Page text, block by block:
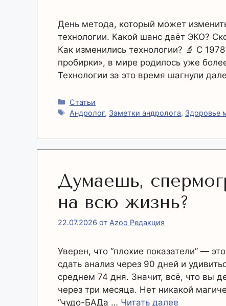
День метода, который может
технологии. Какой шанс даёт ЭКО?
Как изменились технологии? 🔬 С
пробирки», в мире родилось уже
Технологии за это время шагнули
Рубрики
Статьи
Метки
Андролог, Заметки андролога, Здоровье
Думаешь,
на всю жизнь?
22.07.2026 от Azoo Редакция
Уверен, что “плохие показатели” —
сдать анализ через 90 дней и
среднем 74 дня. Значит, всё, что вы
через три месяца. Нет никакой
“чудо-БАДа … Читать далее